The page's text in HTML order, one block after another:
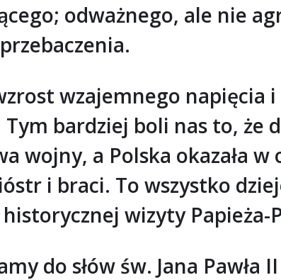
odważnego, ale nie
wzajemnego napięcia
bardziej boli nas to, że
wojny, a Polska okazała
i braci. To wszystko
wizyty Papieża-
do słów św. Jana Pawła